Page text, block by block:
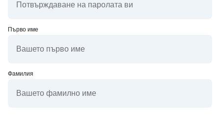
Първо име
Фамилия